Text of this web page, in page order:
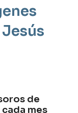
de
mes